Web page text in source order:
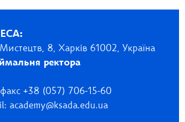
8, Харків 61002, Україна
ректора
+38 (057) 706-15-60
academy@ksada.edu.ua